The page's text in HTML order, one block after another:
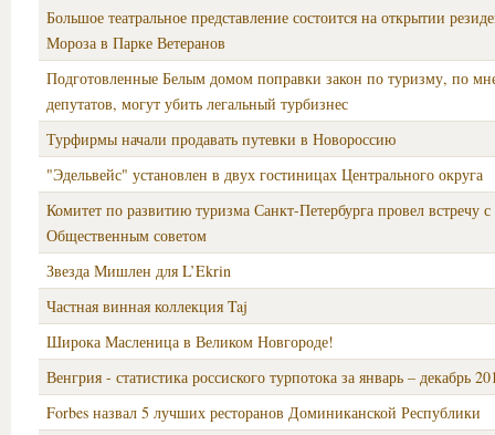
Большое театральное представление состоится на открытии
Мороза в Парке Ветеранов
Подготовленные Белым домом поправки закон по туризму, по
депутатов, могут убить легальный турбизнес
Турфирмы начали продавать путевки в Новороссию
"Эдельвейс" установлен в двух гостиницах Центрального округа
Комитет по развитию туризма Санкт-Петербурга провел встречу с
Общественным советом
Звезда Мишлен для L’Ekrin
Частная винная коллекция Taj
Широка Масленица в Великом Новгороде!
Венгрия - статистика россиского турпотока за январь – декабрь
Forbes назвал 5 лучших ресторанов Доминиканской Республики